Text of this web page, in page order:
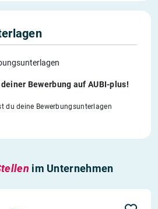
Bewerbung auf AUBI-plus!
du deine Bewerbungsunterlagen
im Unternehmen